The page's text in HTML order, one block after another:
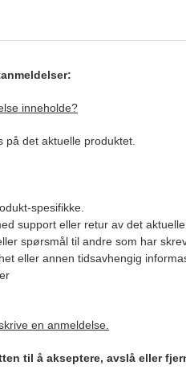
inneholde?
på det aktuelle produktet.
spesifikke.
support eller retur av det aktuelle
spørsmål til andre som har
eller annen tidsavhengig
en anmeldelse.
til å akseptere, avslå eller